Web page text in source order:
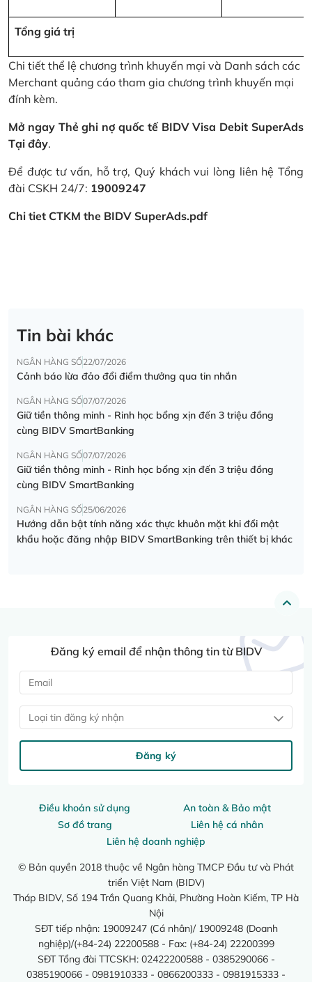
Tổng giá trị
Chi tiết thể lệ chương trình khuyến mại và Danh sách các
Merchant quảng cáo tham gia chương trình khuyến mại
đính kèm.
Mở ngay Thẻ ghi nợ quốc tế BIDV Visa Debit SuperAds
Tại đây.
Để được tư vấn, hỗ trợ, Quý khách vui lòng liên hệ Tổng
đài CSKH 24/7: 19009247
Chi tiet CTKM the BIDV SuperAds.pdf
Tin bài khác
NGÂN HÀNG SỐ22/07/2026
Cảnh báo lừa đảo đổi điểm thưởng qua tin nhắn
NGÂN HÀNG SỐ07/07/2026
Giữ tiền thông minh - Rinh học bổng xịn đến 3 triệu đồng
cùng BIDV SmartBanking
NGÂN HÀNG SỐ07/07/2026
Giữ tiền thông minh - Rinh học bổng xịn đến 3 triệu đồng
cùng BIDV SmartBanking
NGÂN HÀNG SỐ25/06/2026
Hướng dẫn bật tính năng xác thực khuôn mặt khi đổi mật
khẩu hoặc đăng nhập BIDV SmartBanking trên thiết bị khác
Điều khoản sử dụng
An toàn & Bảo mật
Sơ đồ trang
Liên hệ cá nhân
Liên hệ doanh nghiệp
© Bản quyền 2018 thuộc về Ngân hàng TMCP Đầu tư và Phát
triển Việt Nam (BIDV)
Tháp BIDV, Số 194 Trần Quang Khải, Phường Hoàn Kiếm, TP Hà
Nội
SĐT tiếp nhận: 19009247 (Cá nhân)/ 19009248 (Doanh
nghiệp)/(+84-24) 22200588 - Fax: (+84-24) 22200399
SĐT Tổng đài TTCSKH: 02422200588 - 0385290066 -
0385190066 - 0981910333 - 0866200333 - 0981915333 -
Đăng ký email để nhận thông tin từ BIDV
Loại tin đăng ký nhận
Đăng ký